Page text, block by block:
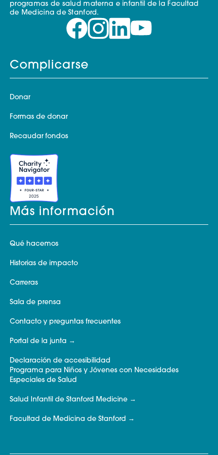
programas de salud materna e infantil de la Facultad
de Medicina de Stanford.
Complicarse
Donar
Formas de donar
Recaudar fondos
Más información
Qué hacemos
Historias de impacto
Carreras
Sala de prensa
Contacto y preguntas frecuentes
Portal de la junta
Declaración de accesibilidad
Programa para Niños y Jóvenes con Necesidades
Especiales de Salud
Salud Infantil de Stanford Medicine
Facultad de Medicina de Stanford